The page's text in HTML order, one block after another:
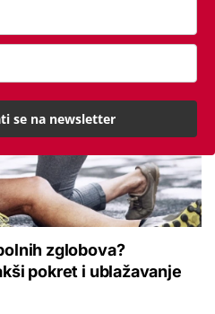
zglobova?
pokret i ublažavanje
se na newsletter